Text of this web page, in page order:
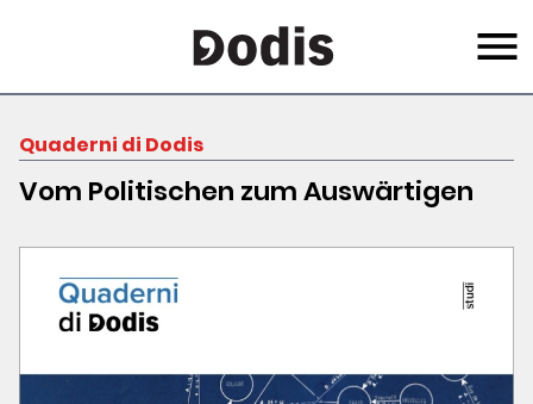
content
Menu
Quaderni di Dodis
Vom Politischen zum Auswärtigen